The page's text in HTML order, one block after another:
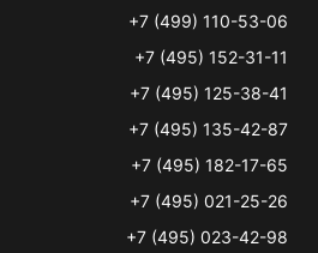
+7 (499) 110-53-06
+7 (495) 152-31-11
+7 (495) 125-38-41
+7 (495) 135-42-87
+7 (495) 182-17-65
+7 (495) 021-25-26
+7 (495) 023-42-98